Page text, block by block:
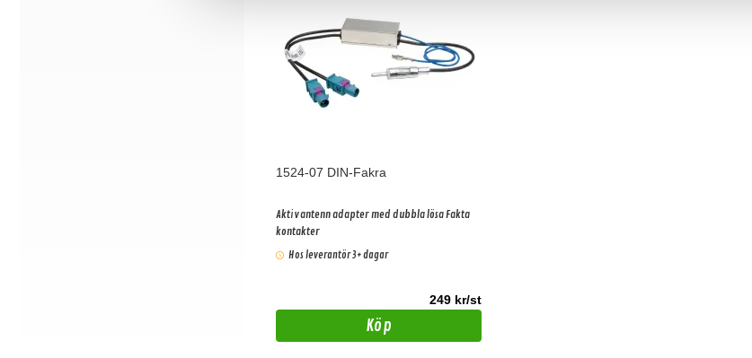
1524-07 DIN-Fakra
Aktiv antenn adapter med dubbla lösa Fakta
kontakter
Hos leverantör 3+ dagar
249 kr/st
Köp